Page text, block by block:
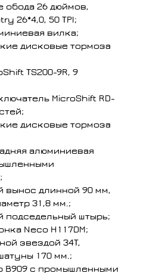
обода 26 дюймов,
26*4,0, 50 TPI;
вилка;
дисковые тормоза
TS200-9R, 9
MicroShift RD-
дисковые тормоза
алюминиевая
вынос длинной 90 мм,
31,8 мм.;
подседельный штырь;
Neco H117DM;
звездой 34T,
170 мм.;
B909 с промышленными